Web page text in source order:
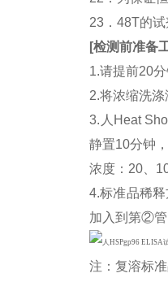
23．48T的
[检测前准备
1.请提前20
2.将浓缩洗
3.人Heat
静置10分钟
浓度：20、
4.标准品稀
加入到第②
注：复溶标